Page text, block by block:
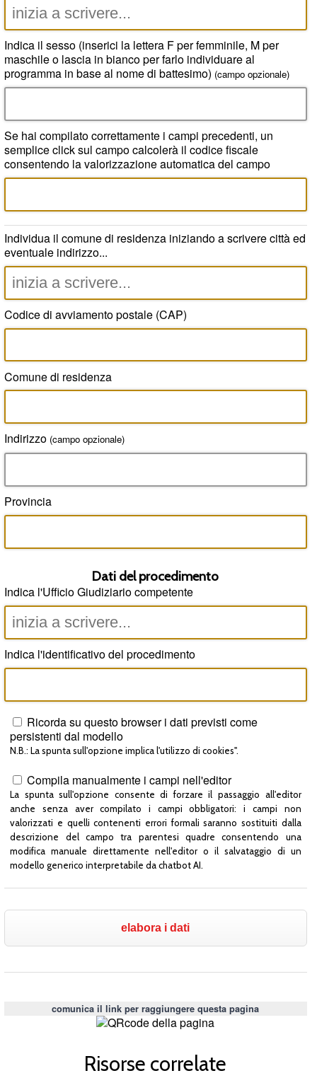
Indica il sesso (inserici la lettera F per femminile, M per
maschile o lascia in bianco per farlo individuare al
programma in base al nome di battesimo) (campo opzionale)
Se hai compilato correttamente i campi precedenti, un
semplice click sul campo calcolerà il codice fiscale
consentendo la valorizzazione automatica del campo
Individua il comune di residenza iniziando a scrivere città ed
eventuale indirizzo...
Codice di avviamento postale (CAP)
Comune di residenza
Indirizzo (campo opzionale)
Provincia
Dati del procedimento
Indica l'Ufficio Giudiziario competente
Indica l'identificativo del procedimento
Ricorda su questo browser i dati previsti come
persistenti dal modello
N.B.: La spunta sull'opzione implica l'utilizzo di cookies".
Compila manualmente i campi nell'editor
La spunta sull'opzione consente di forzare il passaggio all'editor
anche senza aver compilato i campi obbligatori: i campi non
valorizzati e quelli contenenti errori formali saranno sostituiti dalla
descrizione del campo tra parentesi quadre consentendo una
modifica manuale direttamente nell'editor o il salvataggio di un
modello generico interpretabile da chatbot AI.
comunica il link per raggiungere questa pagina
Risorse correlate